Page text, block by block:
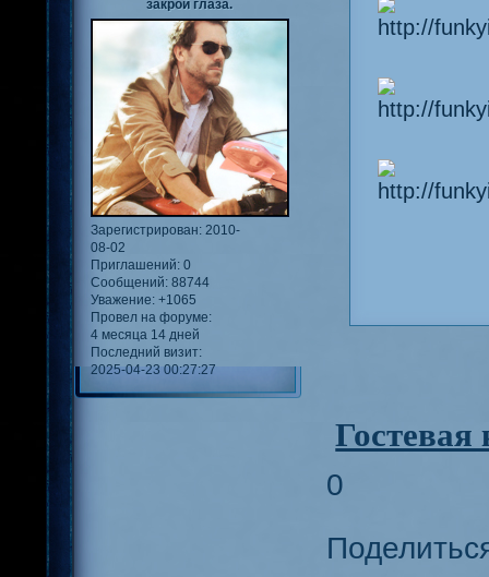
закрой глаза.
Зарегистрирован: 2010-
08-02
Приглашений: 0
Сообщений: 88744
Уважение: +1065
Провел на форуме:
4 месяца 14 дней
Последний визит:
2025-04-23 00:27:27
Гостевая
0